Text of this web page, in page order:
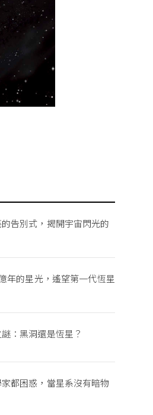
告別式，揭開宇宙閃光的
年的星光，遙望第一代恆星
：黑洞還是恆星？
都困惑，當星系沒有暗物